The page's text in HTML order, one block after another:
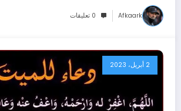
Afkaark 0 تعليقات
2 أبريل، 2023